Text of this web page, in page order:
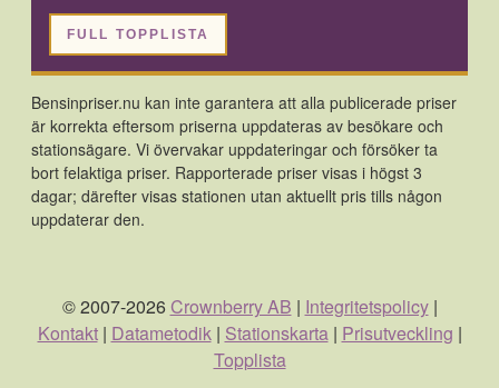
FULL TOPPLISTA
Bensinpriser.nu kan inte garantera att alla publicerade priser
är korrekta eftersom priserna uppdateras av besökare och
stationsägare. Vi övervakar uppdateringar och försöker ta
bort felaktiga priser. Rapporterade priser visas i högst 3
dagar; därefter visas stationen utan aktuellt pris tills någon
uppdaterar den.
© 2007-2026 Crownberry AB | Integritetspolicy|
Kontakt| Datametodik| Stationskarta| Prisutveckling |
Topplista